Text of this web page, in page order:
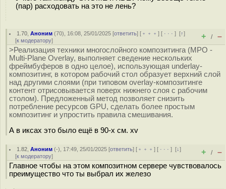
(пар) расходовать на это не лень?
1.70 ,Аноним (70), 16:08, 25/01/2025 [ответить] [ ﹢﹢﹢] [ · · ·][↑]
[к модератору] + / –
>Реализация техники многослойного композитинга (MPO -
Multi-Plane Overlay, выполняет сведение нескольких
фреймбуферов в одно целое), использующая underlay-
композитинг, в котором рабочий стол образует верхний слой
над другими слоями (при типовом overlay-композитинге
контент отрисовывается поверх нижнего слоя с рабочим
столом). Предложенный метод позволяет снизить
потребление ресурсов GPU, сделать более простым
композитинг и упростить правила смешивания.
А в иксах это было ещё в 90-х см. xv
1.82 ,Аноним (-), 17:49, 25/01/2025 [ответить] [ ﹢﹢﹢] [ · · ·][↓]
[к модератору] + / –
Главное чтобы на этом композитном сервере чувствовалось
преимущество что ты выбрал их железо